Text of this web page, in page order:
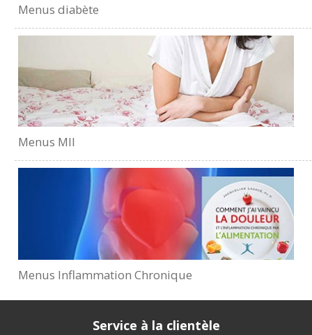
Menus diabète
Menus MII
Menus Inflammation Chronique
Service à la clientèle